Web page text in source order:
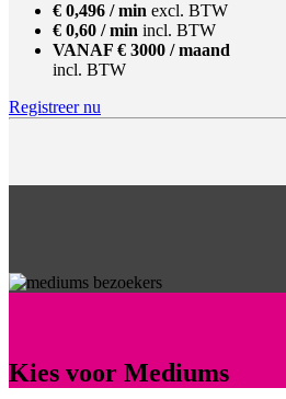
€ 0,496 / min excl. BTW
€ 0,60 / min incl. BTW
VANAF € 3000 / maand
incl. BTW
Registreer nu
Kies voor Mediums